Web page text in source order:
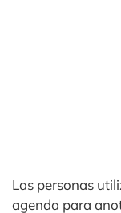
Las personas
agenda para